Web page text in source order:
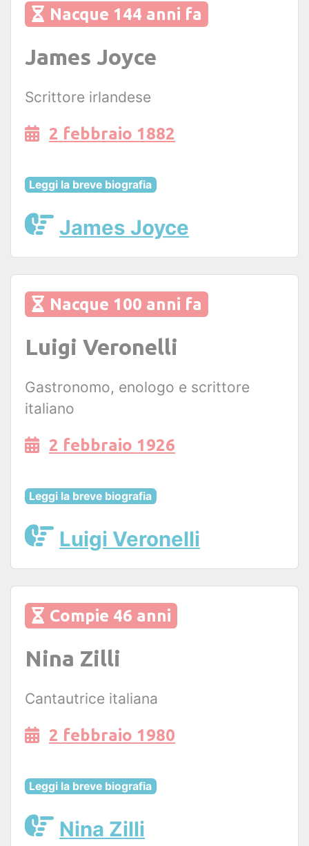
Nacque 144 anni fa
James Joyce
Scrittore irlandese
2 febbraio 1882
Leggi la breve biografia
James Joyce
Nacque 100 anni fa
Luigi Veronelli
Gastronomo, enologo e scrittore
italiano
2 febbraio 1926
Leggi la breve biografia
Luigi Veronelli
Compie 46 anni
Nina Zilli
Cantautrice italiana
2 febbraio 1980
Leggi la breve biografia
Nina Zilli